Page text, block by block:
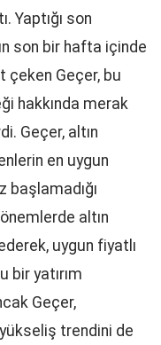
Yaptığı son
son bir hafta içinde
çeken Geçer, bu
hakkında merak
Geçer, altın
en uygun
başlamadığı
altın
uygun fiyatlı
bir yatırım
Geçer,
yükseliş trendini de